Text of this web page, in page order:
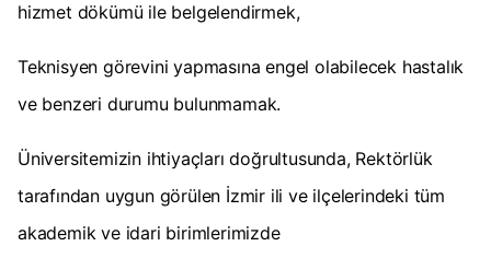
hizmet dökümü ile belgelendirmek,
Teknisyen görevini yapmasına engel olabilecek hastalık
ve benzeri durumu bulunmamak.
Üniversitemizin ihtiyaçları doğrultusunda, Rektörlük
tarafından uygun görülen İzmir ili ve ilçelerindeki tüm
akademik ve idari birimlerimizde